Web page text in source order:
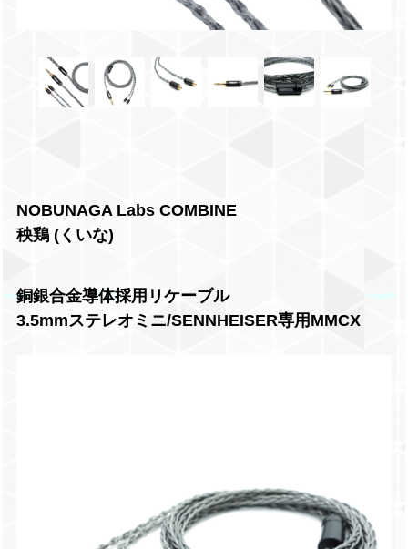
NOBUNAGA Labs COMBINE
秧鶏 (くいな)
銅銀合金導体採用リケーブル
3.5mmステレオミニ/SENNHEISER専用MMCX